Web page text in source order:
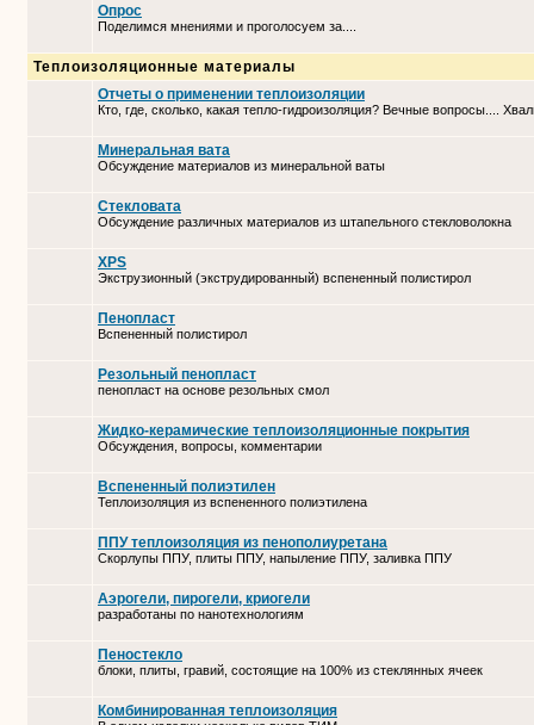
Опрос
Поделимся мнениями и проголосуем за....
Теплоизоляционные материалы
Отчеты о применении теплоизоляции
Кто, где, сколько, какая тепло-гидроизоляция? Вечные вопросы....
Минеральная вата
Обсуждение материалов из минеральной ваты
Стекловата
Обсуждение различных материалов из штапельного стекловолокна
XPS
Экструзионный (экструдированный) вспененный полистирол
Пенопласт
Вспененный полистирол
Резольный пенопласт
пенопласт на основе резольных смол
Жидко-керамические теплоизоляционные покрытия
Обсуждения, вопросы, комментарии
Вспененный полиэтилен
Теплоизоляция из вспененного полиэтилена
ППУ теплоизоляция из пенополиуретана
Скорлупы ППУ, плиты ППУ, напыление ППУ, заливка ППУ
Аэрогели, пирогели, криогели
разработаны по нанотехнологиям
Пеностекло
блоки, плиты, гравий, состоящие на 100% из стеклянных ячеек
Комбинированная теплоизоляция